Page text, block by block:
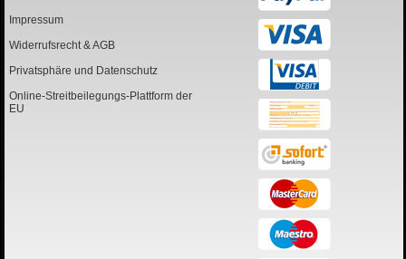
Impressum
Widerrufsrecht & AGB
Privatsphäre und Datenschutz
Online-Streitbeilegungs-Plattform der
EU